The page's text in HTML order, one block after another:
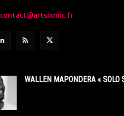
contact@artsixmic.fr
WALLEN MAPONDERA « SOLO